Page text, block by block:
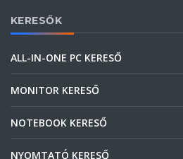
KERESŐK
ALL-IN-ONE PC KERESŐ
MONITOR KERESŐ
NOTEBOOK KERESŐ
NYOMTATÓ KERESŐ